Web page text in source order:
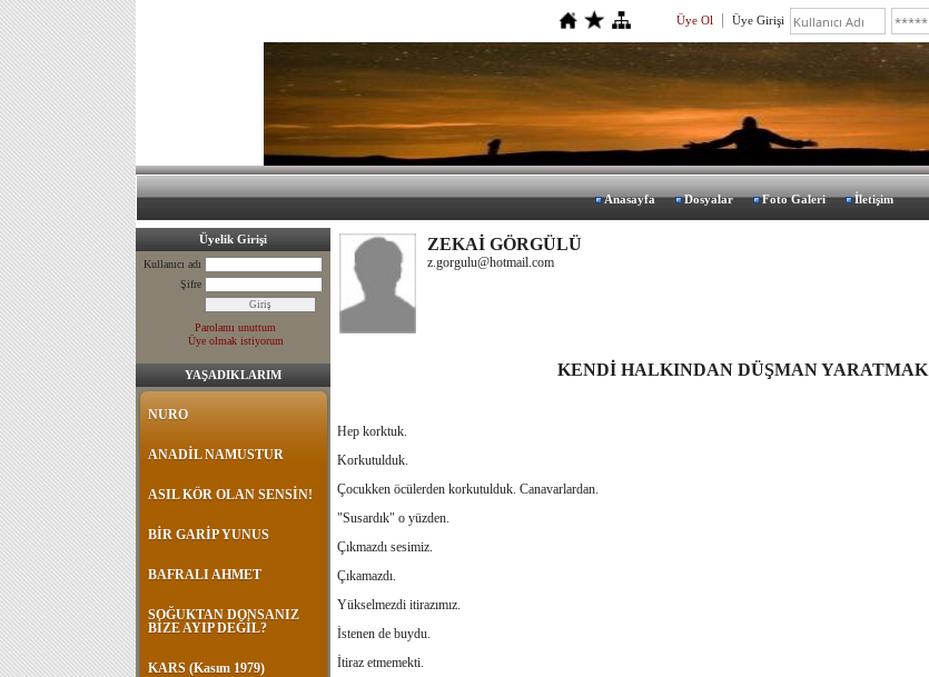
Üye Ol Üye Girişi
Anasayfa Dosyalar Foto Galeri İletişim
Üyelik Girişi
Kullanıcı adı
Şifre
Parolamı unuttum
Üye olmak istiyorum
YAŞADIKLARIM
NURO
ANADİL NAMUSTUR
ASIL KÖR OLAN SENSİN!
BİR GARİP YUNUS
BAFRALI AHMET
SOĞUKTAN DONSANIZ
BİZE AYIP DEĞİL?
KARS (Kasım 1979)
ZEKAİ GÖRGÜLÜ
z.gorgulu@hotmail.com
KENDİ HALKINDAN DÜŞMAN YARATMAK
Hep korktuk.
Korkutulduk.
Çocukken öcülerden korkutulduk. Canavarlardan.
"Susardık" o yüzden.
Çıkmazdı sesimiz.
Çıkamazdı.
Yükselmezdi itirazımız.
İstenen de buydu.
İtiraz etmemekti.